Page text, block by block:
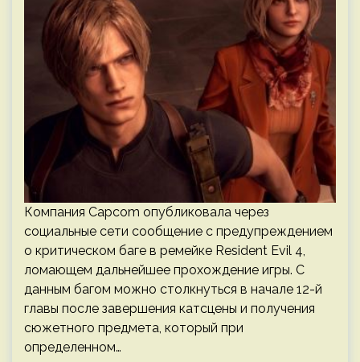
Компания Capcom опубликовала через
социальные сети сообщение с предупреждением
о критическом баге в ремейке Resident Evil 4,
ломающем дальнейшее прохождение игры. С
данным багом можно столкнуться в начале 12-й
главы после завершения катсцены и получения
сюжетного предмета, который при
определенном…